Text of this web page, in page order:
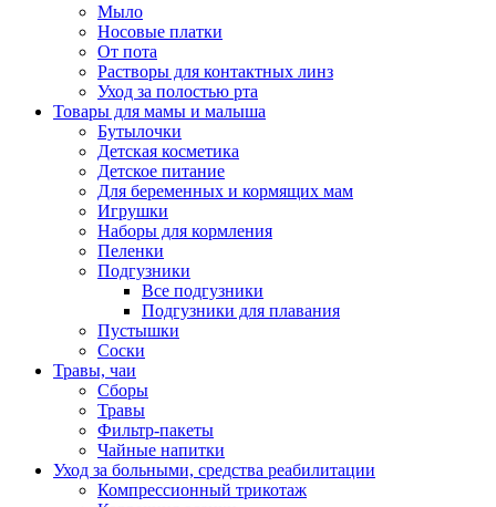
Мыло
Носовые платки
От пота
Растворы для контактных линз
Уход за полостью рта
Товары для мамы и малыша
Бутылочки
Детская косметика
Детское питание
Для беременных и кормящих мам
Игрушки
Наборы для кормления
Пеленки
Подгузники
Все подгузники
Подгузники для плавания
Пустышки
Соски
Травы, чаи
Сборы
Травы
Фильтр-пакеты
Чайные напитки
Уход за больными, средства реабилитации
Компрессионный трикотаж